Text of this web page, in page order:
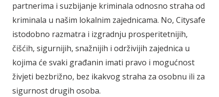
partnerima i suzbijanje kriminala odnosno straha od
kriminala u našim lokalnim zajednicama. No, Citysafe
istodobno razmatra i izgradnju prosperitetnijih,
čišćih, sigurnijih, snažnijih i održivijih zajednica u
kojima će svaki građanin imati pravo i mogućnost
živjeti bezbrižno, bez ikakvog straha za osobnu ili za
sigurnost drugih osoba.